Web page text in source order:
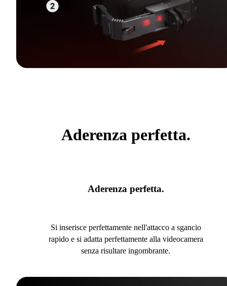
Aderenza perfetta.
Aderenza perfetta.
Si inserisce perfettamente nell'attacco a sgancio
rapido e si adatta perfettamente alla videocamera
senza risultare ingombrante.